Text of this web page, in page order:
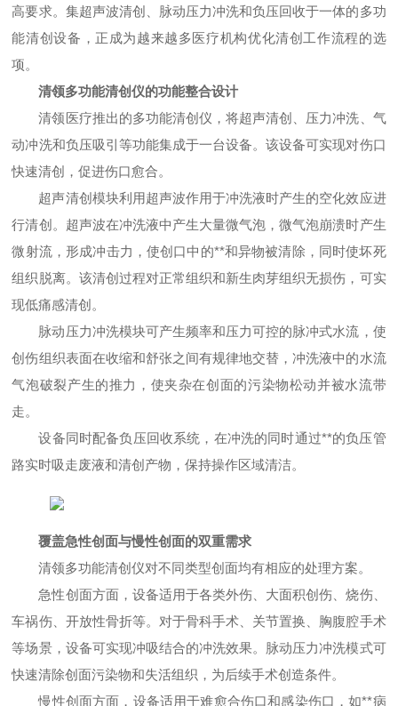
高要求。集超声波清创、脉动压力冲洗和负压回收于一体的多功
能清创设备，正成为越来越多医疗机构优化清创工作流程的选
项。
清领多功能清创仪的功能整合设计
清领医疗推出的多功能清创仪，将超声清创、压力冲洗、气
动冲洗和负压吸引等功能集成于一台设备。该设备可实现对伤口
快速清创，促进伤口愈合。
超声清创模块利用超声波作用于冲洗液时产生的空化效应进
行清创。超声波在冲洗液中产生大量微气泡，微气泡崩溃时产生
微射流，形成冲击力，使创口中的**和异物被清除，同时使坏死
组织脱离。该清创过程对正常组织和新生肉芽组织无损伤，可实
现低痛感清创。
脉动压力冲洗模块可产生频率和压力可控的脉冲式水流，使
创伤组织表面在收缩和舒张之间有规律地交替，冲洗液中的水流
气泡破裂产生的推力，使夹杂在创面的污染物松动并被水流带
走。
设备同时配备负压回收系统，在冲洗的同时通过**的负压管
路实时吸走废液和清创产物，保持操作区域清洁。
覆盖急性创面与慢性创面的双重需求
清领多功能清创仪对不同类型创面均有相应的处理方案。
急性创面方面，设备适用于各类外伤、大面积创伤、烧伤、
车祸伤、开放性骨折等。对于骨科手术、关节置换、胸腹腔手术
等场景，设备可实现冲吸结合的冲洗效果。脉动压力冲洗模式可
快速清除创面污染物和失活组织，为后续手术创造条件。
慢性创面方面，设备适用于难愈合伤口和感染伤口，如**病